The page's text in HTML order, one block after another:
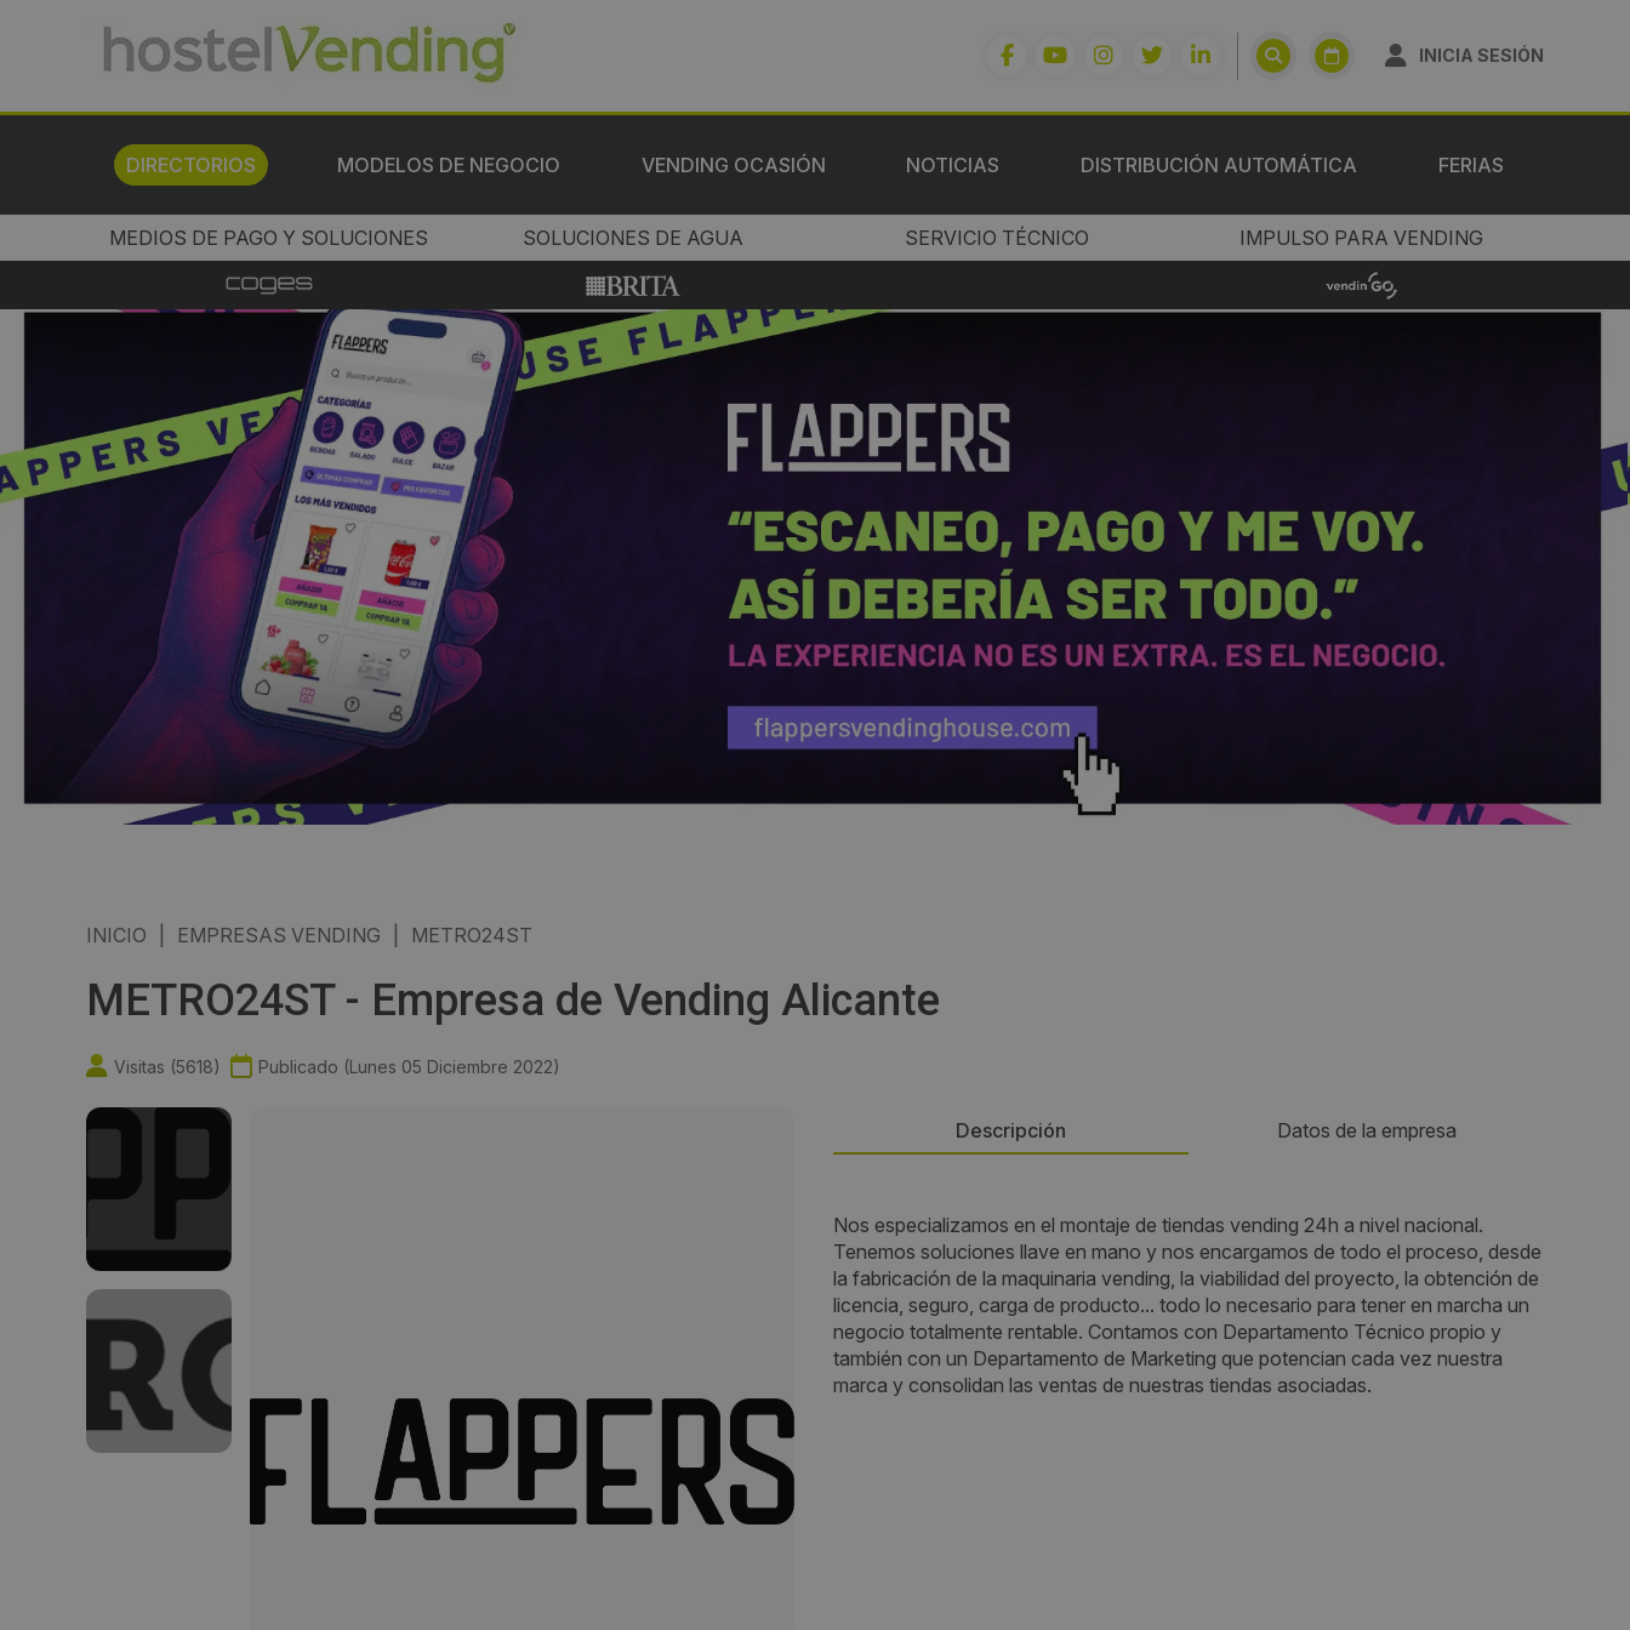
INICIA SESIÓN
DIRECTORIOS MODELOS DE NEGOCIO VENDING OCASIÓN NOTICIAS DISTRIBUCIÓN AUTOMÁTICA FERIAS
MEDIOS DE PAGO Y SOLUCIONES SOLUCIONES DE AGUA SERVICIO TÉCNICO IMPULSO PARA VENDING
INICIO EMPRESAS VENDING METRO24ST
METRO24ST - Empresa de Vending Alicante
Visitas (5618) Publicado (Lunes 05 Diciembre 2022)
Descripción Datos de la empresa
Nos especializamos en el montaje de tiendas vending 24h a nivel nacional.
Tenemos soluciones llave en mano y nos encargamos de todo el proceso, desde
la fabricación de la maquinaria vending, la viabilidad del proyecto, la obtención de
licencia, seguro, carga de producto... todo lo necesario para tener en marcha un
negocio totalmente rentable. Contamos con Departamento Técnico propio y
también con un Departamento de Marketing que potencian cada vez nuestra
marca y consolidan las ventas de nuestras tiendas asociadas.
Persona de contacto:
METRO24st
Dirección:
SCD Betis Florida, 7 local 8
Teléfono:
+34605303684
Email:
info@metro24st.com